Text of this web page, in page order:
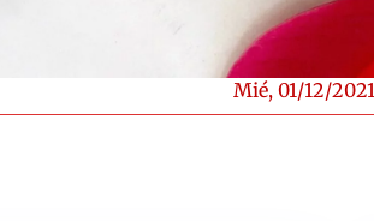
Mié, 01/12/2021